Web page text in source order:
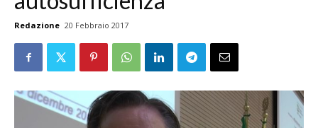
Redazione 20 Febbraio 2017